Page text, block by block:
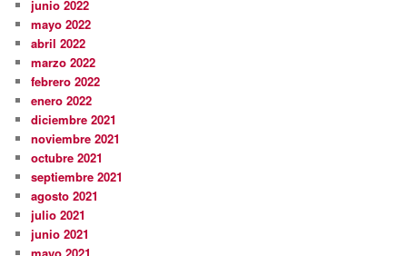
junio 2022
mayo 2022
abril 2022
marzo 2022
febrero 2022
enero 2022
diciembre 2021
noviembre 2021
octubre 2021
septiembre 2021
agosto 2021
julio 2021
junio 2021